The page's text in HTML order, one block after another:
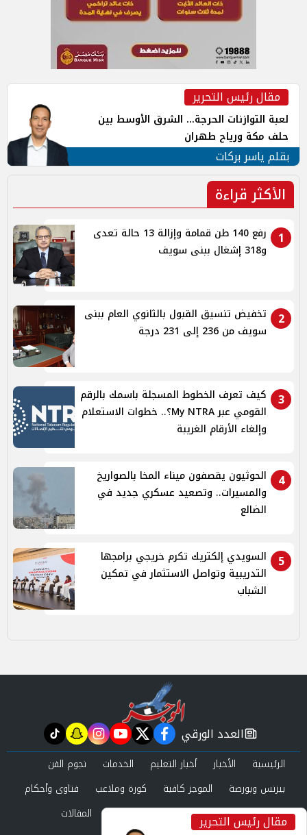
مقال رئيس التحرير
لعبة التوازنات الحرجة... الشرق الأوسط بين
حلف مكة ورياح طهران
بقلم ياسر بركات
الأكثر قراءة
1
رفع 140 طن قمامة وإزالة 13 حالة تعدى
و318 إشغال ببنى سويف
2
تخفيض تنسيق القبول بالثانوي العام ببنى
سويف من 236 إلى 231 درجة
3
كيف تعرف الخطوط المسجلة باسمك بالرقم
القومي عبر My NTRA؟.. خطوات الاستعلام
وإلغاء الأرقام الغريبة
4
الحوثيون يقصفون ميناء المخا بالصواريخ
والمسيرات.. وتصعيد عسكري جديد في
الضالع
5
السويدي إلكتريك تكرم خريجي برامجها
التدريبية وتواصل الاستثمار في تمكين
الشباب
مقال رئيس التحرير
newspaper
العدد الورقي facebook
twitter
youtube
instagram
snapchat
tiktok
الرئيسية الأخبار أخبار التعليم الخدمات
نجوم الفن
بيزنس وبورصة
الموجز كافية كورة وملاعب
فتاوى وأحكام
صحة وجمال
عرب وعالم حوادث ومحاكم
المقالات